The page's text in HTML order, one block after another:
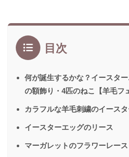
目次
何が誕生するかな？イースタ
の額飾り・4匹のねこ【羊毛フ
カラフルな羊毛刺繍のイース
イースターエッグのリース
マーガレットのフラワーレース